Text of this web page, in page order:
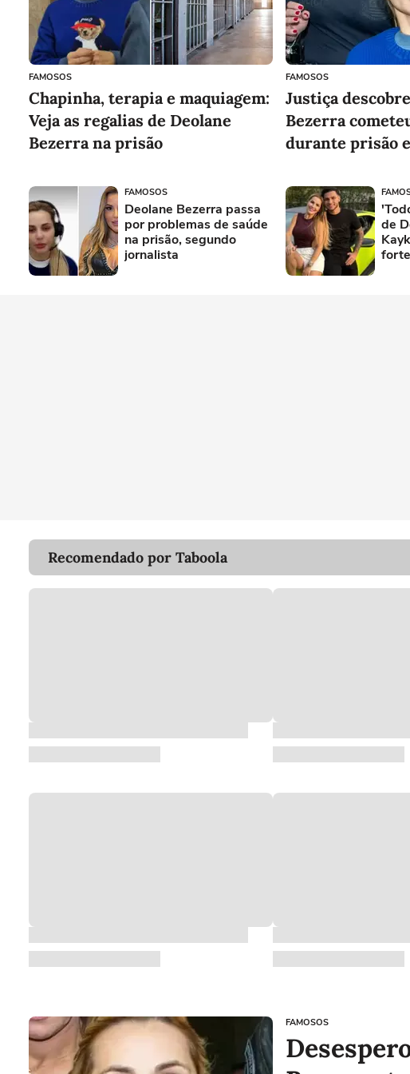
FAMOSOS
Chapinha, terapia e maquiagem:
Veja as regalias de Deolane
Bezerra na prisão
FAMOSOS
Justiça
Bezerra
durante prisão
FAMOSOS
Deolane Bezerra passa
por problemas de saúde
na prisão, segundo
jornalista
de
Recomendado por Taboola
FAMOSOS